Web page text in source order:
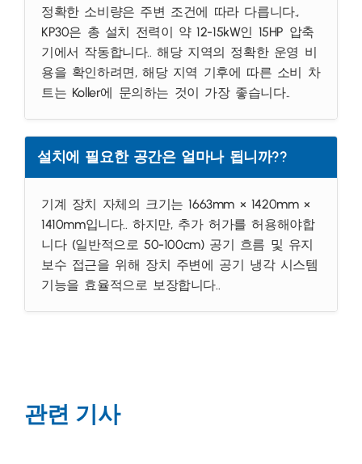
정확한 소비량은 주변 조건에 따라 다릅니다.,
KP30은 총 설치 전력이 약 12-15kW인 15HP 압축
기에서 작동합니다.. 해당 지역의 정확한 운영 비
용을 확인하려면, 해당 지역 기후에 따른 소비 차
트는 Koller에 문의하는 것이 가장 좋습니다..
설치에 필요한 공간은 얼마나 됩니까??
기계 장치 자체의 크기는 1663mm × 1420mm ×
1410mm입니다.. 하지만, 추가 허가를 허용해야합
니다 (일반적으로 50-100cm) 공기 흐름 및 유지
보수 접근을 위해 장치 주변에 공기 냉각 시스템
기능을 효율적으로 보장합니다..
관련 기사